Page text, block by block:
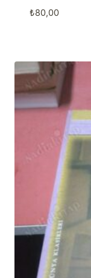
₺80,00